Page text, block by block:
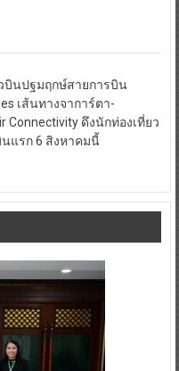
บินปฐมฤกษ์สายการบิน
เส้นทางจาการ์ตา-
Connectivity ดึงนักท่องเที่ยว
แรก 6 สิงหาคมนี้